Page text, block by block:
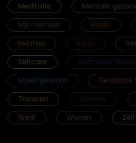
Meditatie
Mentale
Mijn Verhaal
Mode
Relaties
Rouw
Selfcare
Selfmade
Streefgewicht
Tenslotte
Trouwen
Uitvaart
Werk
Wonen